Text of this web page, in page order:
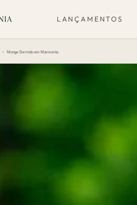
LANÇAMENTOS
› Monge Sorrindo em Marmorite